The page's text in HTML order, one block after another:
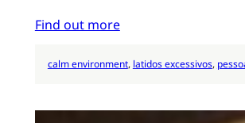
Find out more
calm environment, latidos excessivos,